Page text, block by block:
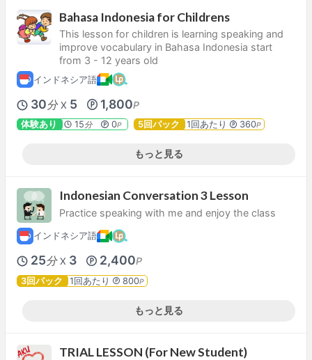
Bahasa Indonesia for Childrens
This lesson for children is learning speaking and
improve vocabulary in Bahasa Indonesia start
from 3 - 12 years old
インドネシア語
30分 X 5 1,800P
体験あり 15分 0P 5回パック 1回あたり 360P
もっと見る
Indonesian Conversation 3 Lesson
Practice speaking with me and enjoy the class
インドネシア語
25分 X 3 2,400P
3回パック 1回あたり 800P
もっと見る
TRIAL LESSON (For New Student)